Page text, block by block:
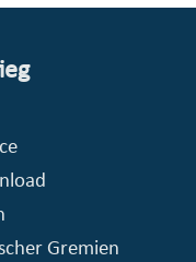
Gremien